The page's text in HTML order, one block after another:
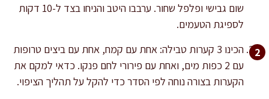
שום גבישי ופלפל שחור. ערבבו היטב והניחו בצד ל-10 דקות
לספיגת הטעמים.
הכינו 3 קערות טבילה: אחת עם קמח, אחת עם ביצים טרופות
עם 2 כפות מים, ואחת עם פירורי לחם פנקו. כדאי למקם את
הקערות בצורה נוחה לפי הסדר כדי להקל על תהליך הציפוי.